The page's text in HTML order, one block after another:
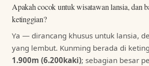
Apakah cocok untuk wisatawan lansia, dan
ketinggian?
Ya — dirancang khusus untuk lansia,
yang lembut. Kunming berada di
1.900m (6.200kaki); sebagian besar